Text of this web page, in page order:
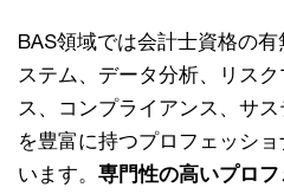
BAS領域では会計士資格の
ステム、データ分析、リス
ス、コンプライアンス、サ
を豊富に持つプロフェッシ
います。 専門性の高いプロ